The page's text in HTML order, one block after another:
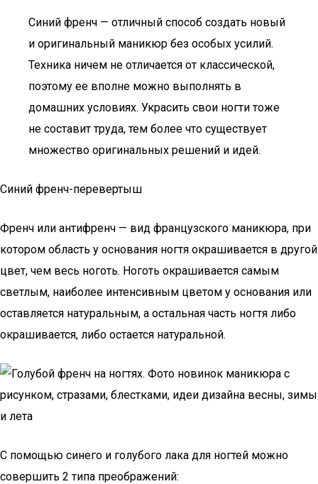
Синий френч — отличный способ создать новый
и оригинальный маникюр без особых усилий.
Техника ничем не отличается от классической,
поэтому ее вполне можно выполнять в
домашних условиях. Украсить свои ногти тоже
не составит труда, тем более что существует
множество оригинальных решений и идей.
Синий френч-перевертыш
Френч или антифренч — вид французского маникюра, при
котором область у основания ногтя окрашивается в другой
цвет, чем весь ноготь. Ноготь окрашивается самым
светлым, наиболее интенсивным цветом у основания или
оставляется натуральным, а остальная часть ногтя либо
окрашивается, либо остается натуральной.
С помощью синего и голубого лака для ногтей можно
совершить 2 типа преображений: